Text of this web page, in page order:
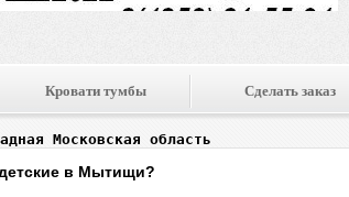
Кровати тумбы Сделать заказ
Московская область
в Мытищи?